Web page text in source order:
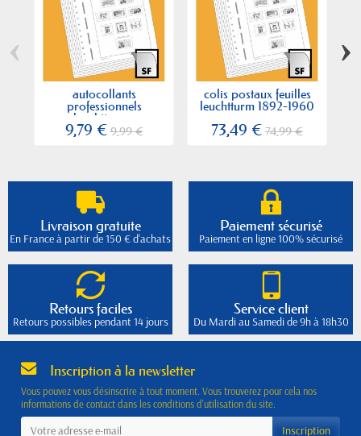
autocollants
professionnels
leuchtturm...
9,79 €9,99 €
colis postaux feuilles
leuchtturm 1892-1960
73,49 € 74,99 €
‹ ›
Livraison gratuite
En France à partir de 150 € d'achats
Paiement sécurisé
Paiement en ligne 100% sécurisé
Retours faciles
Retours possibles pendant 14 jours
Service client
Du Mardi au Samedi de 9h à 18h30
Inscription à la newsletter
Vous pouvez vous désinscrire à tout moment. Vous trouverez pour cela nos
informations de contact dans les conditions d'utilisation du site.